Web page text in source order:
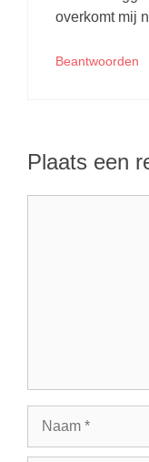
overkomt mij
Beantwoorden
Plaats een